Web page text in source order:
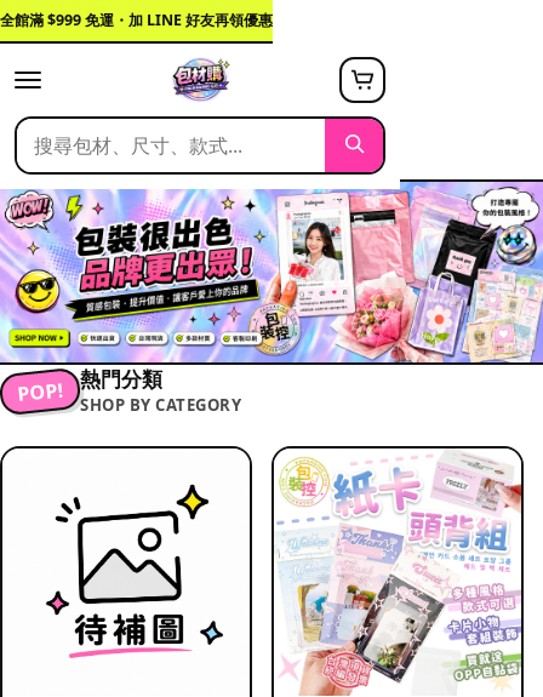
全館滿 $999 免運・加 LINE 好友再領優惠
POP! 熱門分類
SHOP BY CATEGORY